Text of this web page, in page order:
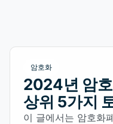
암호화
2024년 암
상위 5가지
이 글에서는 암호화